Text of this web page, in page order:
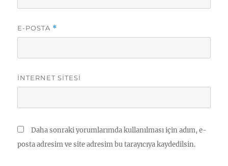
E-POSTA *
İNTERNET SITESI
Daha sonraki yorumlarımda kullanılması için adım, e-
posta adresim ve site adresim bu tarayıcıya kaydedilsin.